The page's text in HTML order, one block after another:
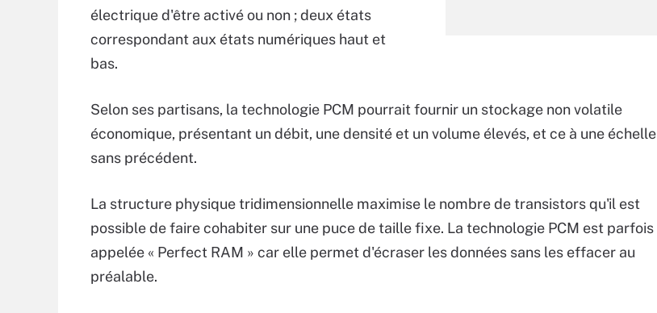
électrique d'être activé ou non ; deux états
correspondant aux états numériques haut et
bas.
Selon ses partisans, la technologie PCM pourrait fournir un stockage non volatile
économique, présentant un débit, une densité et un volume élevés, et ce à une échelle
sans précédent.
La structure physique tridimensionnelle maximise le nombre de transistors qu'il est
possible de faire cohabiter sur une puce de taille fixe. La technologie PCM est parfois
appelée « Perfect RAM » car elle permet d'écraser les données sans les effacer au
préalable.